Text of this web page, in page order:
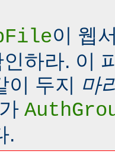
이 웹
하라. 이
이 두지 마
.